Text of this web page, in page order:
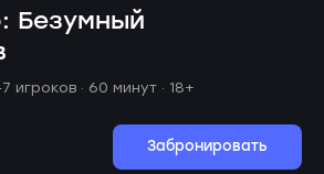
Безумный
7 игроков · 60 минут · 18+
Забронировать